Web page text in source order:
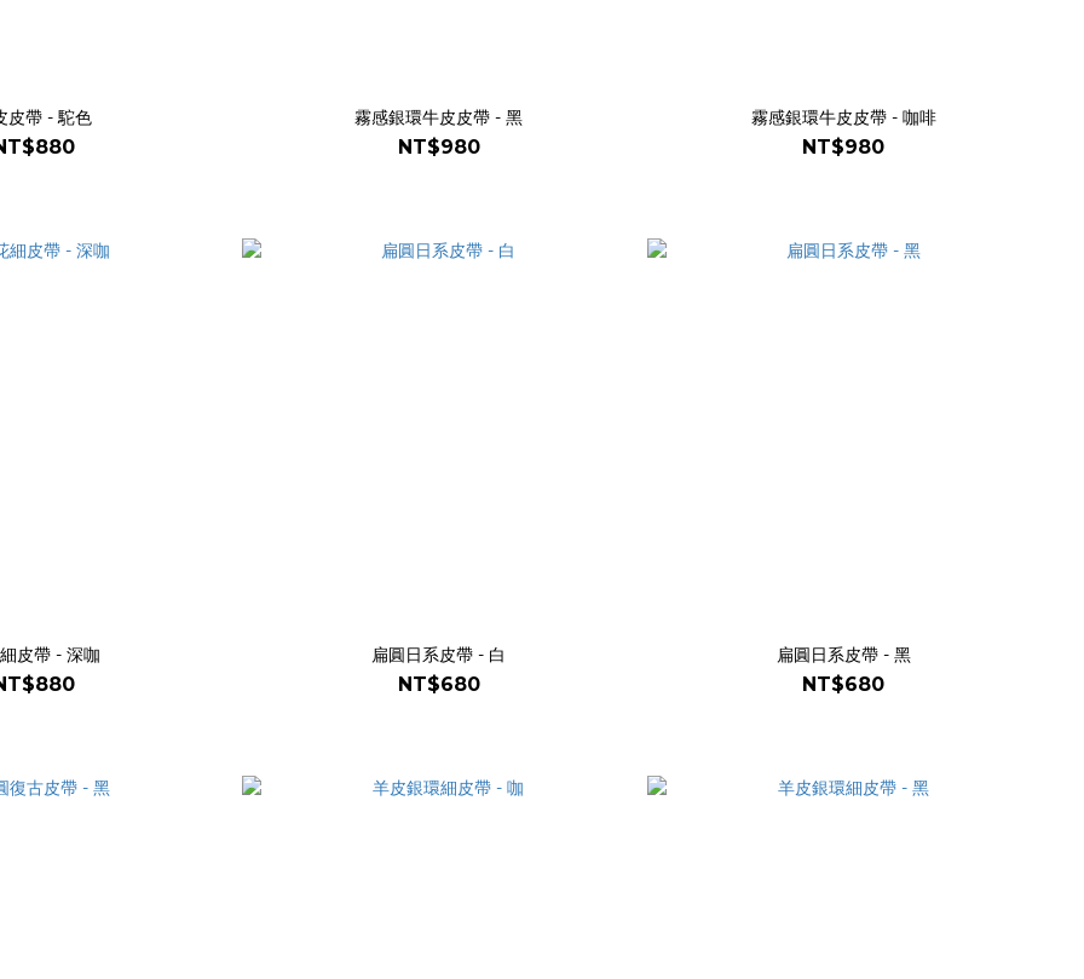
皮帶 - 駝色 霧感銀環牛皮皮帶 - 黑
NT$980
霧感銀環牛皮皮帶 - 咖啡
NT$980
皮帶 - 深咖 扁圓日系皮帶 - 白
NT$680
扁圓日系皮帶 - 黑
NT$680